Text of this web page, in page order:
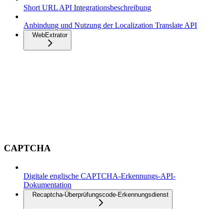
Short URL API Integrationsbeschreibung
Anbindung und Nutzung der Localization Translate API
WebExtrator
CAPTCHA
Digitale englische CAPTCHA-Erkennungs-API-
Dokumentation
Recaptcha-Überprüfungscode-Erkennungsdienst